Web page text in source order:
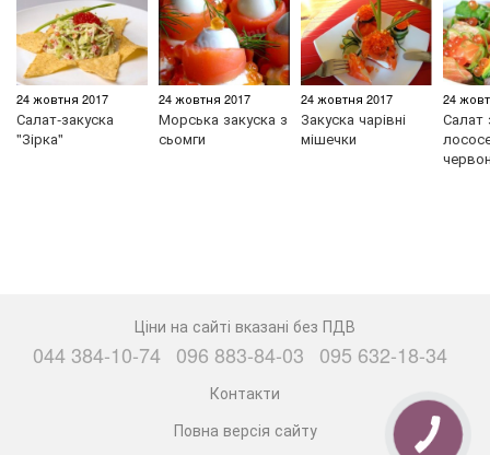
24 жовтня 2017
Салат-закуска
"Зірка"
24 жовтня 2017
Морська закуска з
сьомги
24 жовтня 2017
Закуска чарівні
мішечки
24
Салат
Ціни на сайті вказані без ПДВ
044 384-10-74 096 883-84-03 095 632-18-34
Контакти
Повна версія сайту
КНОПКА
ЗВ'ЯЗКУ